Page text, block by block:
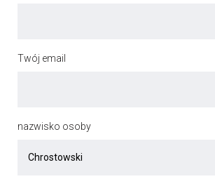
Twój email
nazwisko osoby